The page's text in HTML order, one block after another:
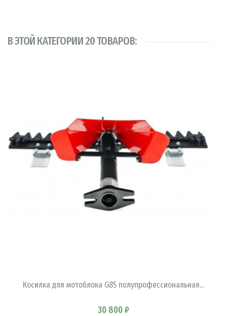
В ЭТОЙ КАТЕГОРИИ 20 ТОВАРОВ:
Косилка для мотоблока G85 полупрофессиональная...
30 800 ₽